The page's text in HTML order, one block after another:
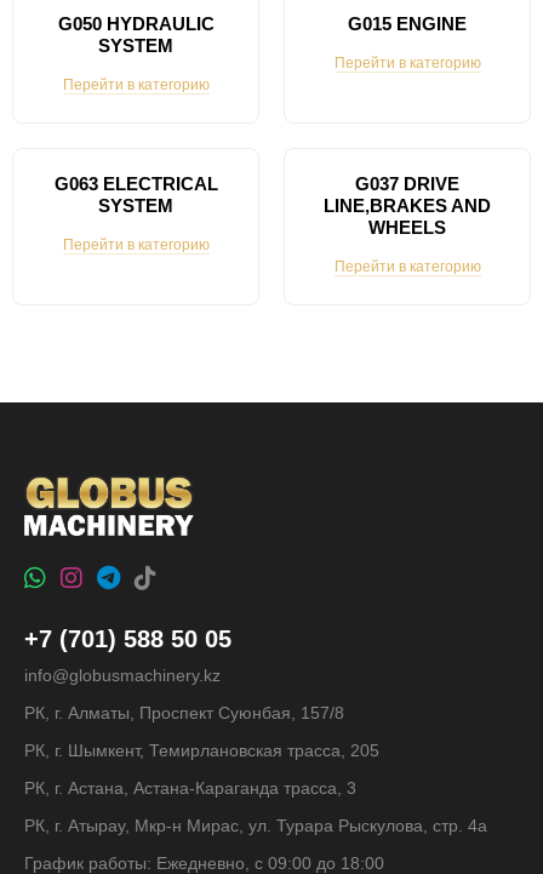
G050 HYDRAULIC
SYSTEM
Перейти в категорию
G015 ENGINE
Перейти в категорию
G063 ELECTRICAL
SYSTEM
Перейти в категорию
G037 DRIVE
LINE,BRAKES AND
WHEELS
Перейти в категорию
+7 (701) 588 50 05
info@globusmachinery.kz
РК, г. Алматы, Проспект Суюнбая, 157/8
РК, г. Шымкент, Темирлановская трасса, 205
РК, г. Астана, Астана-Караганда трасса, 3
РК, г. Атырау, Мкр-н Мирас, ул. Турара Рыскулова, стр. 4а
График работы: Ежедневно, с 09:00 до 18:00